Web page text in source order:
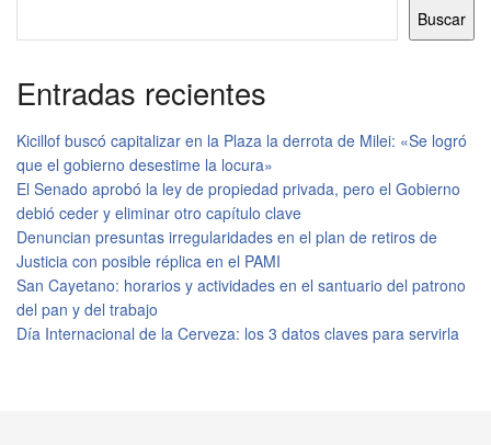
Buscar
Entradas recientes
Kicillof buscó capitalizar en la Plaza la derrota de Milei: «Se logró
que el gobierno desestime la locura»
El Senado aprobó la ley de propiedad privada, pero el Gobierno
debió ceder y eliminar otro capítulo clave
Denuncian presuntas irregularidades en el plan de retiros de
Justicia con posible réplica en el PAMI
San Cayetano: horarios y actividades en el santuario del patrono
del pan y del trabajo
Día Internacional de la Cerveza: los 3 datos claves para servirla